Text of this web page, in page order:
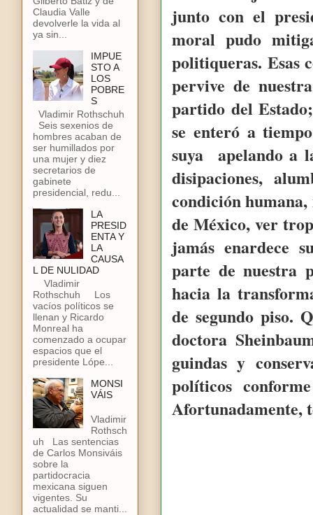
junto con el
moral pudo
politiqueras. Esas
pervive de
partido del
se enteró a
suya apelando a
disipaciones,
condición
de México, ver
jamás enardece
parte de nuestra
hacia la
de segundo piso.
doctora
guindas y
políticos
Afortunadamente,
Claudia Valle
devolverle la vida al
ya sin...
IMPUE
STO A
LOS
POBRE
S
Vladimir Rothschuh
Seis sexenios de
hombres acaban de
ser humillados por
una mujer y diez
secretarios de
gabinete
presidencial, redu...
LA
PRESID
ENTA Y
LA
CAUSA
L DE NULIDAD
Vladimir
Rothschuh Los
vacíos políticos se
llenan y Ricardo
Monreal ha
comenzado a ocupar
espacios que el
presidente Lópe...
MONSI
VÁIS
Vladimir
Rothsch
uh Las sentencias
de Carlos Monsiváis
sobre la
partidocracia
mexicana siguen
vigentes. Su
actualidad se manti...